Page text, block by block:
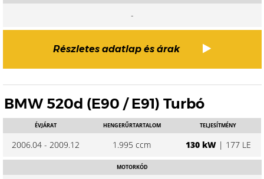
-
Részletes adatlap és árak
BMW 520d (E90 / E91) Turbó
ÉVJÁRAT
2006.04 - 2009.12
HENGERŰRTARTALOM
1.995 ccm
TELJESÍTMÉNY
130 kW| 177 LE
MOTORKÓD